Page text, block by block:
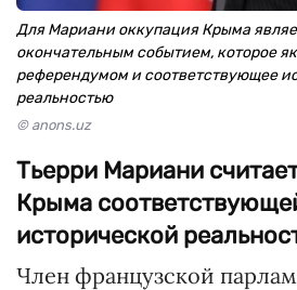
Для Мариани оккупация Крыма
окончательным событием, которое
референдумом и соответствующее
реальностью
© anons.uz
Тьерри Мариани
Крыма
исторической
Член французской